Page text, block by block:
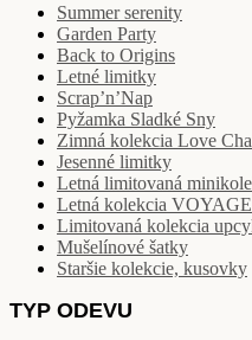
Summer serenity
Garden Party
Back to Origins
Letné limitky
Scrap’n’Nap
Pyžamka Sladké Sny
Zimná kolekcia Love
Jesenné limitky
Letná limitovaná
Letná kolekcia VOYAGE
Limitovaná kolekcia
Mušelínové šatky
Staršie kolekcie, kusovky
TYP ODEVU